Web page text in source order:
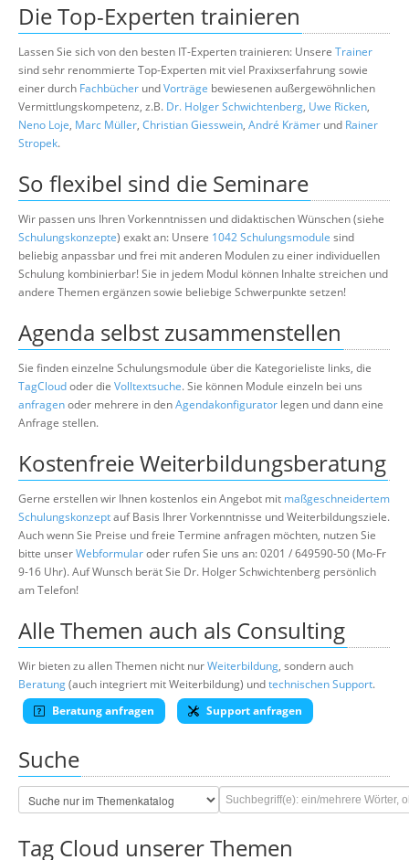
Die Top-Experten trainieren
Lassen Sie sich von den besten IT-Experten trainieren: Unsere Trainer
sind sehr renommierte Top-Experten mit viel Praxixserfahrung sowie
einer durch Fachbücher undVorträge bewiesenen außergewöhnlichen
Vermittlungskompetenz, z.B. Dr. Holger Schwichtenberg, Uwe Ricken,
Neno Loje, Marc Müller, Christian Giesswein, André Krämer und Rainer
Stropek.
So flexibel sind die Seminare
Wir passen uns Ihren Vorkenntnissen und didaktischen Wünschen (siehe
Schulungskonzepte) exakt an: Unsere 1042 Schulungsmodule sind
beliebig anpassbar und frei mit anderen Modulen zu einer individuellen
Schulung kombinierbar! Sie in jedem Modul können Inhalte streichen und
andere Themen ergänzen sowie beliebige Schwerpunkte setzen!
Agenda selbst zusammenstellen
Sie finden einzelne Schulungsmodule über die Kategorieliste links, die
TagCloudoder die Volltextsuche. Sie können Module einzeln bei uns
anfragenoder mehrere in denAgendakonfigurator legen und dann eine
Anfrage stellen.
Kostenfreie Weiterbildungsberatung
Gerne erstellen wir Ihnen kostenlos ein Angebot mit maßgeschneidertem
Schulungskonzeptauf Basis Ihrer Vorkenntnisse und Weiterbildungsziele.
Auch wenn Sie Preise und freie Termine anfragen möchten, nutzen Sie
bitte unserWebformularoder rufen Sie uns an: 0201 / 649590-50 (Mo-Fr
9-16 Uhr). Auf Wunsch berät Sie Dr. Holger Schwichtenberg persönlich
am Telefon!
Alle Themen auch als Consulting
Wir bieten zu allen Themen nicht nurWeiterbildung, sondern auch
Beratung(auch integriert mit Weiterbildung) undtechnischen Support.
Beratung anfragen
Support anfragen
Suche
Tag Cloud unserer Themen